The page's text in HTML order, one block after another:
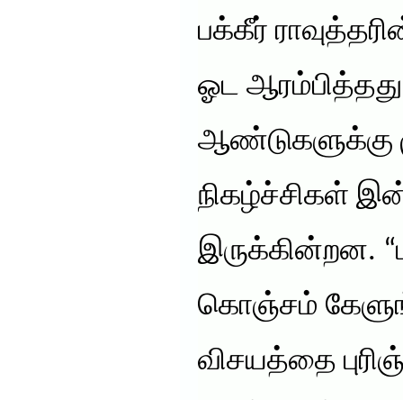
பக்கீர்
ஓட
ஆண்டுகளுக்கு
நிகழ்ச்சிகள்
இருக்கின்றன.
கொஞ்சம்
விசயத்தை